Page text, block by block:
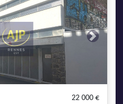
Next
22 000 €